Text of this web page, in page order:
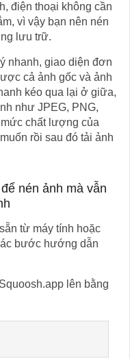
điện thoại không cần
vì vậy bạn nên nén
lưu trữ.
nhanh, giao diện đơn
cả ảnh gốc và ảnh
kéo qua lại ở giữa,
như JPEG, PNG,
chất lượng của
rồi sau đó tải ảnh
nén ảnh mà vẫn
từ máy tính hoặc
bước hướng dẫn
lên bằng